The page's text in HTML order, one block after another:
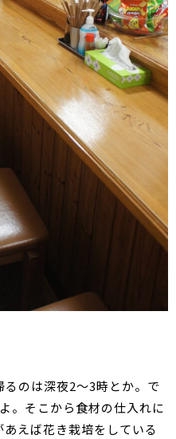
るのは深夜2～3時とか。で
。そこから食材の仕入れに
えば花き栽培をしている